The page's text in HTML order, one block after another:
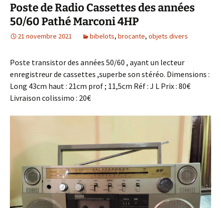
Poste de Radio Cassettes des années
50/60 Pathé Marconi 4HP
21 novembre 2021 bibelots, brocante, objets divers
Poste transistor des années 50/60 , ayant un lecteur
enregistreur de cassettes ,superbe son stéréo. Dimensions :
Long 43cm haut : 21cm prof ; 11,5cm Réf : J L Prix : 80€
Livraison colissimo : 20€